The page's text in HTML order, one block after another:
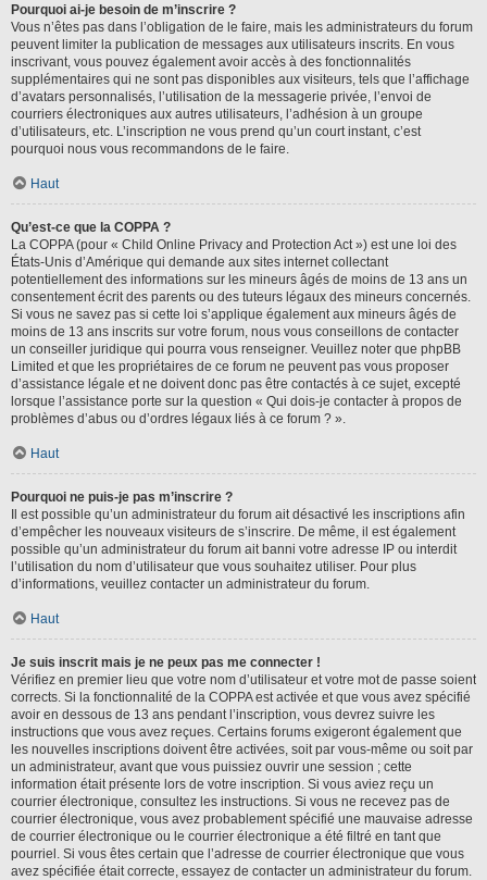
Pourquoi ai-je besoin de m’inscrire ?
Vous n’êtes pas dans l’obligation de le faire, mais les administrateurs du forum
peuvent limiter la publication de messages aux utilisateurs inscrits. En vous
inscrivant, vous pouvez également avoir accès à des fonctionnalités
supplémentaires qui ne sont pas disponibles aux visiteurs, tels que l’affichage
d’avatars personnalisés, l’utilisation de la messagerie privée, l’envoi de
courriers électroniques aux autres utilisateurs, l’adhésion à un groupe
d’utilisateurs, etc. L’inscription ne vous prend qu’un court instant, c’est
pourquoi nous vous recommandons de le faire.
Haut
Qu’est-ce que la COPPA ?
La COPPA (pour « Child Online Privacy and Protection Act ») est une loi des
États-Unis d’Amérique qui demande aux sites internet collectant
potentiellement des informations sur les mineurs âgés de moins de 13 ans un
consentement écrit des parents ou des tuteurs légaux des mineurs concernés.
Si vous ne savez pas si cette loi s’applique également aux mineurs âgés de
moins de 13 ans inscrits sur votre forum, nous vous conseillons de contacter
un conseiller juridique qui pourra vous renseigner. Veuillez noter que phpBB
Limited et que les propriétaires de ce forum ne peuvent pas vous proposer
d’assistance légale et ne doivent donc pas être contactés à ce sujet, excepté
lorsque l’assistance porte sur la question « Qui dois-je contacter à propos de
problèmes d’abus ou d’ordres légaux liés à ce forum ? ».
Haut
Pourquoi ne puis-je pas m’inscrire ?
Il est possible qu’un administrateur du forum ait désactivé les inscriptions afin
d’empêcher les nouveaux visiteurs de s’inscrire. De même, il est également
possible qu’un administrateur du forum ait banni votre adresse IP ou interdit
l’utilisation du nom d’utilisateur que vous souhaitez utiliser. Pour plus
d’informations, veuillez contacter un administrateur du forum.
Haut
Je suis inscrit mais je ne peux pas me connecter !
Vérifiez en premier lieu que votre nom d’utilisateur et votre mot de passe soient
corrects. Si la fonctionnalité de la COPPA est activée et que vous avez spécifié
avoir en dessous de 13 ans pendant l’inscription, vous devrez suivre les
instructions que vous avez reçues. Certains forums exigeront également que
les nouvelles inscriptions doivent être activées, soit par vous-même ou soit par
un administrateur, avant que vous puissiez ouvrir une session ; cette
information était présente lors de votre inscription. Si vous aviez reçu un
courrier électronique, consultez les instructions. Si vous ne recevez pas de
courrier électronique, vous avez probablement spécifié une mauvaise adresse
de courrier électronique ou le courrier électronique a été filtré en tant que
pourriel. Si vous êtes certain que l’adresse de courrier électronique que vous
avez spécifiée était correcte, essayez de contacter un administrateur du forum.